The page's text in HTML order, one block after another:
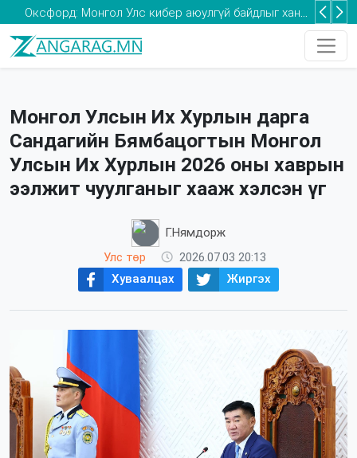
Та 2-5 насны хүүхдээ томуугийн эсрэг дархлаажуулалтад хамруулаарай
Монгол Улсын Их Хурлын дарга
Сандагийн Бямбацогтын Монгол
Улсын Их Хурлын 2026 оны хаврын
ээлжит чуулганыг хааж хэлсэн үг
Г.Нямдорж
Улс төр
2026.07.03 20:13
Хуваалцах
Жиргэх